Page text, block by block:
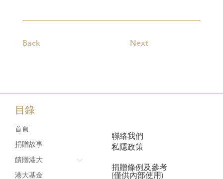
Back Next
目錄
首頁
捐贈故事
饋贈港大
港大基金
聯絡我們
私隱政策
捐贈條例及參考
(僅供內部使用)